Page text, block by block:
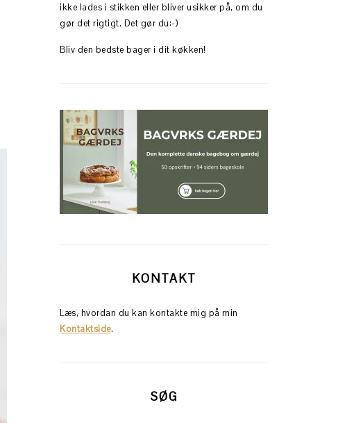
ikke lades i stikken eller bliver usikker på, om du
gør det rigtigt. Det gør du:-)
Bliv den bedste bager i dit køkken!
KONTAKT
Læs, hvordan du kan kontakte mig på min
Kontaktside.
SØG